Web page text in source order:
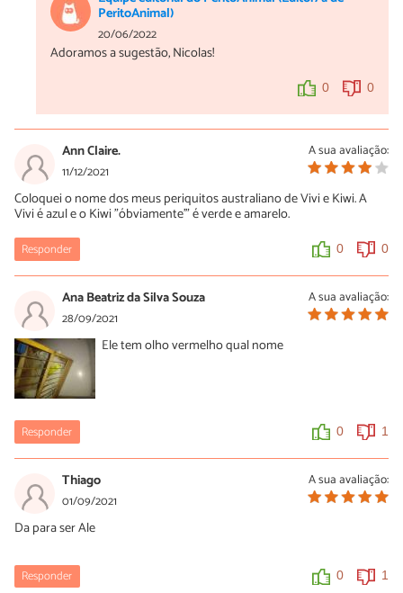
PeritoAnimal)
20/06/2022
Adoramos a sugestão, Nicolas!
0 0
A sua avaliação:
Ann Claire.
11/12/2021
Coloquei o nome dos meus periquitos australiano de Vivi e Kiwi. A
Vivi é azul e o Kiwi "óbviamente'" é verde e amarelo.
Responder 0 0
A sua avaliação:
Ana Beatriz da Silva Souza
28/09/2021
Ele tem olho vermelho qual nome
Responder 0 1
A sua avaliação:
Thiago
01/09/2021
Da para ser Ale
Responder 0 1